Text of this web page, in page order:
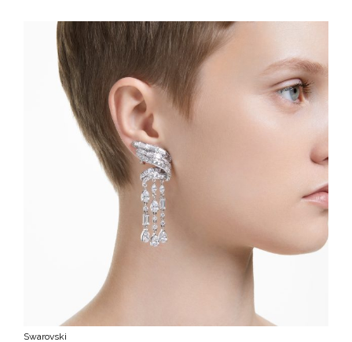
Swarovski